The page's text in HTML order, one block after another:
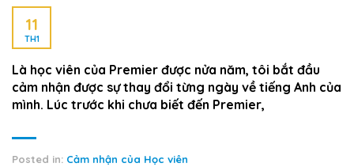
11
TH1
Là học viên của Premier được nửa năm, tôi bắt đầu
cảm nhận được sự thay đổi từng ngày về tiếng Anh của
mình. Lúc trước khi chưa biết đến Premier,
Posted in: Cảm nhận của Học viên